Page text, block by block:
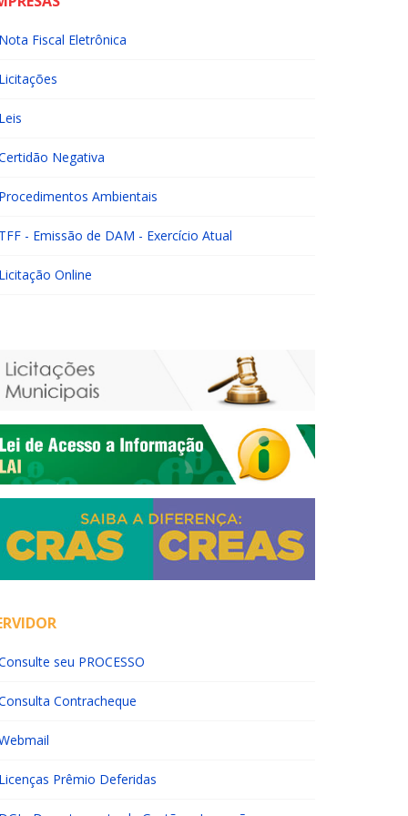
Fiscal Eletrônica
Negativa
Ambientais
- Emissão de DAM - Exercício Atual
Online
seu PROCESSO
Contracheque
Prêmio Deferidas